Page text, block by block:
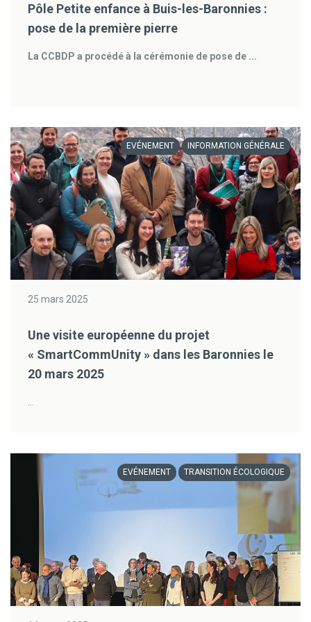
Pôle Petite enfance à Buis-les-Baronnies :
pose de la première pierre
La CCBDP a procédé à la cérémonie de pose de ...
EVÉNEMENT INFORMATION GÉNÉRALE
25 mars 2025
Une visite européenne du projet
« SmartCommUnity » dans les Baronnies le
20 mars 2025
EVÉNEMENT TRANSITION ÉCOLOGIQUE